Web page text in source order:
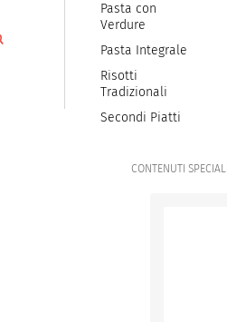
Pasta con
Verdure
Pasta Integrale
Risotti
Tradizionali
Secondi Piatti
CONTENUTI SPECIALI